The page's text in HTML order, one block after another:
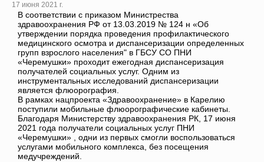
17 июня 2021 г.
В соответствии с приказом Министрества
здравоохранения РФ от 13.03.2019 № 124 н «Об
утверждении порядка проведения профилактического
медицинского осмотра и диспансеризации определенных
групп взрослого населения" в ГБСУ СО ПНИ
«Черемушки» проходит ежегодная диспансеризация
получателей социальных услуг. Одним из
инструментальных исследований диспансеризации
является флюорография.
В рамках нацпроекта «Здравоохранение» в Карелию
поступили мобильные флюорографические кабинеты.
Благодаря Министерству здравоохранения РК, 17 июня
2021 года получатели социальных услуг ПНИ
«Черемушки» , одни из первых смогли воспользоваться
услугами мобильного комплекса, без посещения
медучреждений.